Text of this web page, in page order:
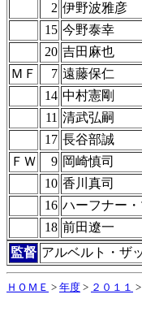
2 伊野波雅彦
15 今野泰幸
20 吉田麻也
ＭＦ
7 遠藤保仁
14 中村憲剛
11 清武弘嗣
17 長谷部誠
ＦＷ
9 岡崎慎司
10 香川真司
16 ハーフナー
18 前田遼一
監督 アルベルト・ザ
ＨＯＭＥ > 年度 > ２０１１ >